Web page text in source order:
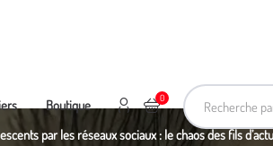
Recherche
Boutique 0
Ajouter au panier
Mon compte
par les réseaux sociaux : le chaos des fils